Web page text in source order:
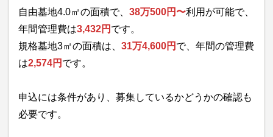
自由墓地4.0㎡の面積で、 38万500円〜利用が可能で、
年間管理費は3,432円 です。
規格墓地3㎡の面積は、 31万4,600円 で、年間の管理費
は2,574円 です。
申込には条件があり、募集しているかどうかの確認も
必要です。